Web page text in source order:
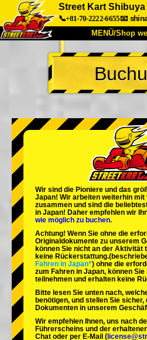
Street Kart
📞+81-70-2222-6655📧
MENÜ/Shop
START
Über uns
Unternehmen
Shop
Tokio Shinagawa
Tokio Akihabara#2
Tokio Shibuya Annex
Tokio Asakusa
Okinawa
Wir sind die Pioniere und das
Japan! Wir arbeiten weiterhin mit
zusammen und sind die
in Japan! Daher empfehlen wir
wie möglich zu buchen.
Achtung! Wenn Sie ohne die
Originaldokumente zu unserem
können Sie nicht an der Aktivität
keine Rückerstattung.
Fahren in Japan“) ohne die
zum Fahren in Japan, können
teilnehmen und erhalten keine
Bitte lesen Sie unten nach,
benötigen, und stellen Sie
Dokumenten in unserem
Wir empfehlen Ihnen, uns nach
Führerscheins und der
Chat oder per E-Mail (